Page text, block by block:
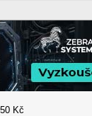
Kč